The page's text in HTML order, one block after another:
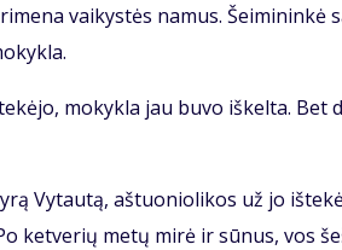
vai­kys­tės na­mus. Šei­mi­nin­kė
mo­kyk­la jau bu­vo iš­kel­ta. Bet
Vy­tau­tą, aš­tuo­nio­li­kos už jo
ket­ve­rių me­tų mi­rė ir sū­nus, vos